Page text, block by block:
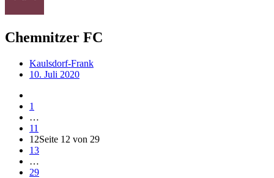
Chemnitzer FC
Kaulsdorf-Frank
10. Juli 2020
1
…
11
12Seite 12 von 29
13
…
29